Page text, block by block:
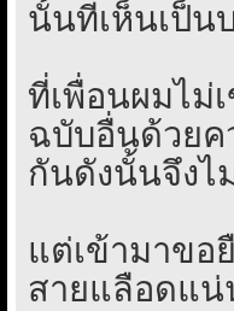
นั้นที่เห็นเป็น
ที่เพื่อนผมไม่
ฉบับอื่นด้วยค
กันดังนั้นจึงไ
แต่เข้ามาขอ
สายแลือดแ